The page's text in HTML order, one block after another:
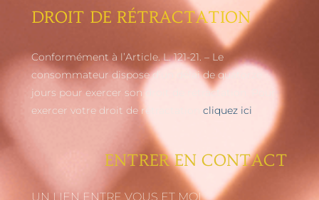
DROIT DE RÉTRACTATION
Conformément à l’Article. L. 121-21. – Le
consommateur dispose d’un délai de quatorze
jours pour exercer son droit de rétractation. Pour
exercer votre droit de rétractation cliquez ici
ENTRER EN CONTACT
UN LIEN ENTRE VOUS ET MOI